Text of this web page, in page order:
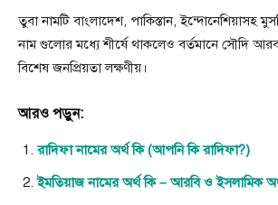
তুবা নামটি বাংলাদেশ, পাকিস্তান, ইন্দোনেশিয়াসহ
নাম গুলাের মধ্যে শীর্ষে থাকলেও বর্তমানে সৌদি
বিশেষ জনপ্রিয়তা লক্ষণীয়।
আরও পড়ুন:
রাদিফা নামের অর্থ কি (আপনি কি রাদিফা?)
ইমতিয়াজ নামের অর্থ কি – আরবি ও ইসলামিক